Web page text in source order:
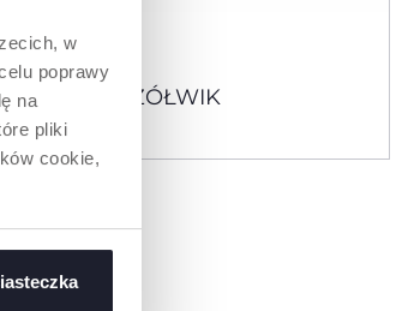
w
poprawy
na
pliki
cookie,
SORTER ŻÓŁWIK